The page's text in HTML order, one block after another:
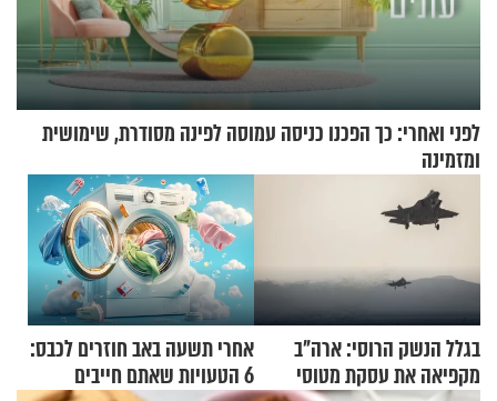
לפני ואחרי: כך הפכנו כניסה עמוסה לפינה מסודרת, שימושית
ומזמינה
בגלל הנשק הרוסי: ארה"ב
מקפיאה את עסקת מטוסי
אחרי תשעה באב חוזרים לכבס:
6 הטעויות שאתם חייבים